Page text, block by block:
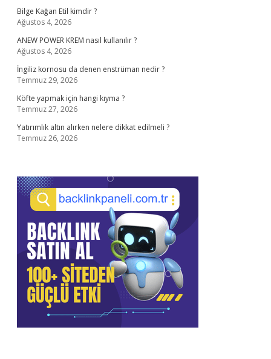
Bilge Kağan Etil kimdir ?
Ağustos 4, 2026
ANEW POWER KREM nasıl kullanılır ?
Ağustos 4, 2026
İngiliz kornosu da denen enstrüman nedir ?
Temmuz 29, 2026
Köfte yapmak için hangi kıyma ?
Temmuz 27, 2026
Yatırımlık altın alırken nelere dikkat edilmeli ?
Temmuz 26, 2026